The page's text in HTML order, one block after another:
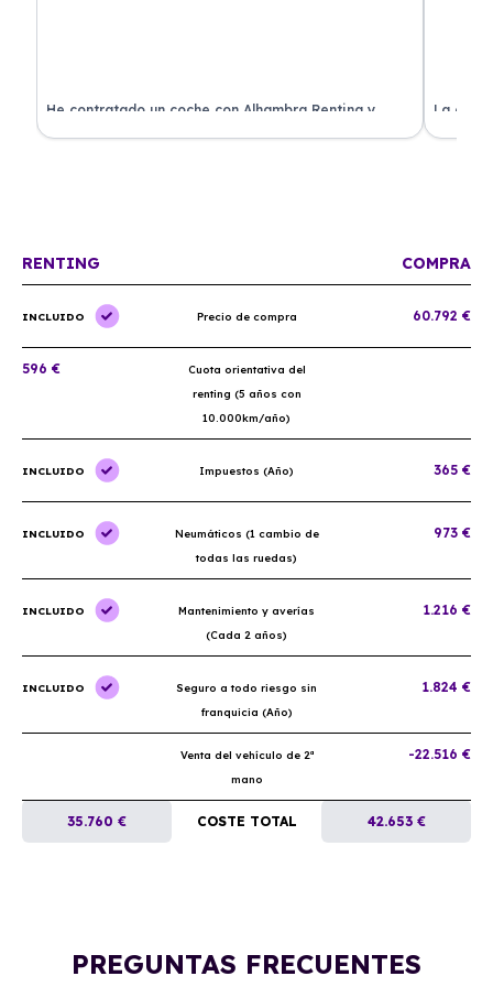
He contratado un coche con Alhambra Renting y
estoy impresionado. Todo ha sido transparente y sin
La
RENTING COMPRA
INCLUIDO Precio de compra 60.792 €
596 €
Cuota orientativa del
renting (5 años con
10.000km/año)
INCLUIDO Impuestos (Año) 365 €
INCLUIDO
Neumáticos (1 cambio de
todas las ruedas)
973 €
INCLUIDO
Mantenimiento y averías
(Cada 2 años)
1.216 €
INCLUIDO
Seguro a todo riesgo sin
franquicia (Año)
1.824 €
Venta del vehículo de 2ª
mano
-22.516 €
35.760 € COSTE TOTAL 42.653 €
PREGUNTAS FRECUENTES